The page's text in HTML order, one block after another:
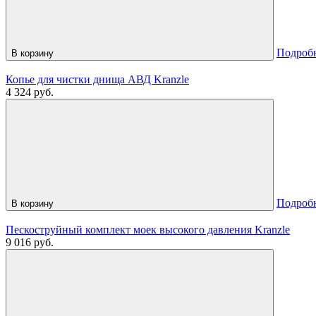
В корзину
Копье для чистки днища АВД Kranzle
4 324 руб.
В корзину
Пескоструйный комплект моек высокого давления Kranzle
9 016 руб.